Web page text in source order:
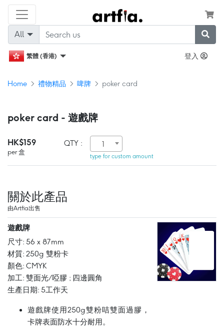
All
繁體 (香港) 登入
Home 禮物精品 啤牌 poker card
poker card - 遊戲牌
HK$159
per 盒
QTY : 1
type for custom amount
關於此產品
由Artfia出售
遊戲牌
尺寸: 56 x 87mm
材質: 250g 雙粉卡
顏色: CMYK
加工: 雙面光/啞膠 ; 四邊圓角
生產日期: 5工作天
遊戲牌使用250g雙粉咭雙面過膠，
卡牌表面防水十分耐用。